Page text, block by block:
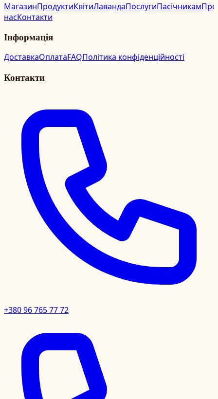
МагазинПродуктиКвітиЛавандаПослугиПасічникамПро
насКонтакти
Інформація
ДоставкаОплатаFAQПолітика конфіденційності
Контакти
+380 96 765 77 72